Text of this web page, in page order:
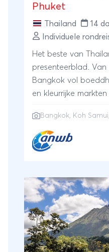
Phuket
Thailand
14
Individuele
Het beste van
presenteerblad. Van
Bangkok vol
en kleurrijke
tropische eilanden
Bangkok, Koh Samui